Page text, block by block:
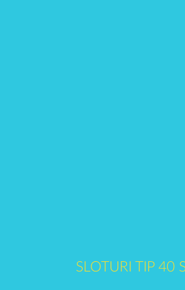
SLOTURI TIP 40